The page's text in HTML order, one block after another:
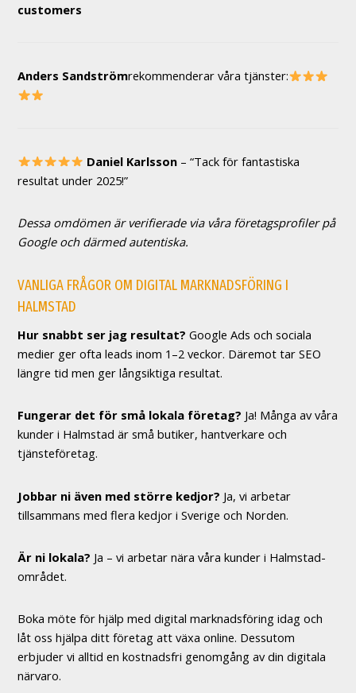
customers
Anders Sandströmrekommenderar våra tjänster:
Daniel Karlsson – “Tack för fantastiska
resultat under 2025!”
Dessa omdömen är verifierade via våra företagsprofiler på
Google och därmed autentiska.
VANLIGA FRÅGOR OM DIGITAL MARKNADSFÖRING I
HALMSTAD
Hur snabbt ser jag resultat? Google Ads och sociala
medier ger ofta leads inom 1–2 veckor. Däremot tar SEO
längre tid men ger långsiktiga resultat.
Fungerar det för små lokala företag? Ja! Många av våra
kunder i Halmstad är små butiker, hantverkare och
tjänsteföretag.
Jobbar ni även med större kedjor? Ja, vi arbetar
tillsammans med flera kedjor i Sverige och Norden.
Är ni lokala? Ja – vi arbetar nära våra kunder i Halmstad-
området.
Boka möte för hjälp med digital marknadsföring idag och
låt oss hjälpa ditt företag att växa online. Dessutom
erbjuder vi alltid en kostnadsfri genomgång av din digitala
närvaro.